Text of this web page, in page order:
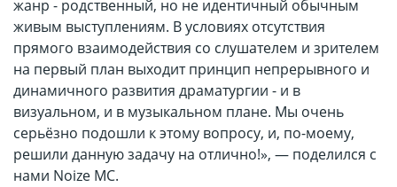
жанр - родственный, но не идентичный обычным
живым выступлениям. В условиях отсутствия
прямого взаимодействия со слушателем и зрителем
на первый план выходит принцип непрерывного и
динамичного развития драматургии - и в
визуальном, и в музыкальном плане. Мы очень
серьёзно подошли к этому вопросу, и, по-моему,
решили данную задачу на отлично!», — поделился с
нами Noize MC.